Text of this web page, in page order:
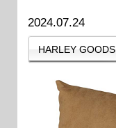
2024.07.24
HARLEY GOODS